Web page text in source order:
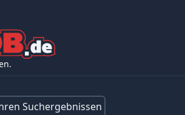
Suchergebnissen